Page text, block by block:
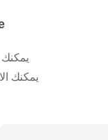
- Biologia -
Puros -
e com o mínimo
يمكنك